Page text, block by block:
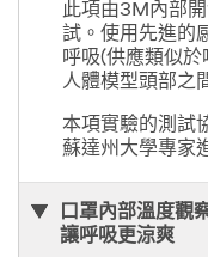
此項由3M內部
試。使用先進的
呼吸(供應類似
人體模型頭部之
本項實驗的測試
蘇達州大學專家
口罩內部溫度觀
讓呼吸更涼爽